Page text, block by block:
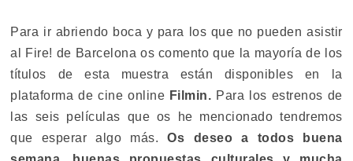
Para ir abriendo boca y para los que no pueden asistir
al Fire! de Barcelona os comento que la mayoría de los
títulos de esta muestra están disponibles en la
plataforma de cine online Filmin. Para los estrenos de
las seis películas que os he mencionado tendremos
que esperar algo más. Os deseo a todos buena